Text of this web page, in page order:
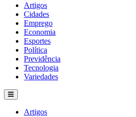
Artigos
Cidades
Emprego
Economia
Esportes
Política
Previdência
Tecnologia
Variedades
Artigos